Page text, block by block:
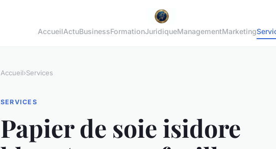
AccueilActuBusinessFormationJuridiqueManagementMarketing
Accueil›Services
SERVICES
Papier de soie isidore